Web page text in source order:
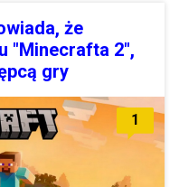
że
"Minecrafta 2",
gry
1